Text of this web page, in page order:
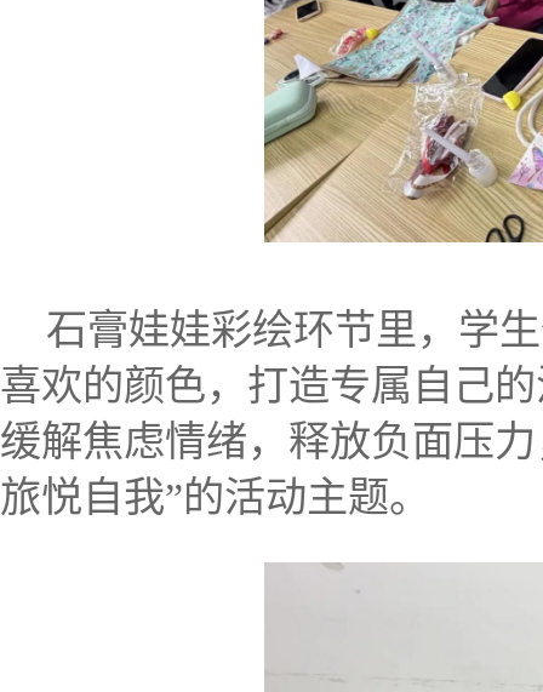
石膏娃娃彩绘环节里，学
喜欢的颜色，打造专属自己
缓解焦虑情绪，释放负面压
旅悦自我”的活动主题。